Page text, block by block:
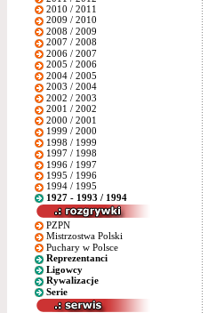
2010 / 2011
2009 / 2010
2008 / 2009
2007 / 2008
2006 / 2007
2005 / 2006
2004 / 2005
2003 / 2004
2002 / 2003
2001 / 2002
2000 / 2001
1999 / 2000
1998 / 1999
1997 / 1998
1996 / 1997
1995 / 1996
1994 / 1995
1927 - 1993 / 1994
PZPN
Mistrzostwa Polski
Puchary w Polsce
Reprezentanci
Ligowcy
Rywalizacje
Serie